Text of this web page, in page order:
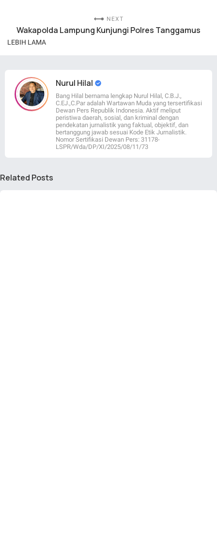
NEXT
Wakapolda Lampung Kunjungi Polres Tanggamus
LEBIH LAMA
Nurul Hilal
Bang Hilal bernama lengkap Nurul Hilal, C.B.J.,
C.EJ.,C.Par adalah Wartawan Muda yang tersertifikasi
Dewan Pers Republik Indonesia. Aktif meliput
peristiwa daerah, sosial, dan kriminal dengan
pendekatan jurnalistik yang faktual, objektif, dan
bertanggung jawab sesuai Kode Etik Jurnalistik.
Nomor Sertifikasi Dewan Pers: 31178-
LSPR/Wda/DP/XI/2025/08/11/73
Related Posts